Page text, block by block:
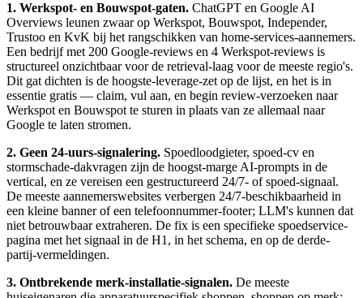
1. Werkspot- en Bouwspot-gaten. ChatGPT en Google AI
Overviews leunen zwaar op Werkspot, Bouwspot, Independer,
Trustoo en KvK bij het rangschikken van home-services-aannemers.
Een bedrijf met 200 Google-reviews en 4 Werkspot-reviews is
structureel onzichtbaar voor de retrieval-laag voor de meeste regio's.
Dit gat dichten is de hoogste-leverage-zet op de lijst, en het is in
essentie gratis — claim, vul aan, en begin review-verzoeken naar
Werkspot en Bouwspot te sturen in plaats van ze allemaal naar
Google te laten stromen.
2. Geen 24-uurs-signalering. Spoedloodgieter, spoed-cv en
stormschade-dakvragen zijn de hoogst-marge AI-prompts in de
vertical, en ze vereisen een gestructureerd 24/7- of spoed-signaal.
De meeste aannemerswebsites verbergen 24/7-beschikbaarheid in
een kleine banner of een telefoonnummer-footer; LLM's kunnen dat
niet betrouwbaar extraheren. De fix is een specifieke spoedservice-
pagina met het signaal in de H1, in het schema, en op de derde-
partij-vermeldingen.
3. Ontbrekende merk-installatie-signalen. De meeste